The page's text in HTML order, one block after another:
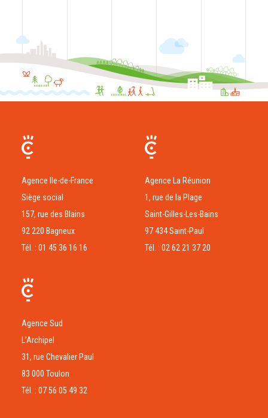
Agence Ile-de-France
Siège social
157, rue des Blains
92 220 Bagneux
Tél. : 01 45 36 16 16
Agence La Réunion
1, rue de la Plage
Saint-Gilles-Les-Bains
97 434 Saint-Paul
Tél. : 02 62 21 37 20
Agence Sud
L’Archipel
31, rue Chevalier Paul
83 000 Toulon
Tél. : 07 56 05 49 32